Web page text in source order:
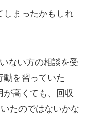
しまったかもしれ
ない方の相談を受
動を習っていた
が高くても、回収
たのではないかな